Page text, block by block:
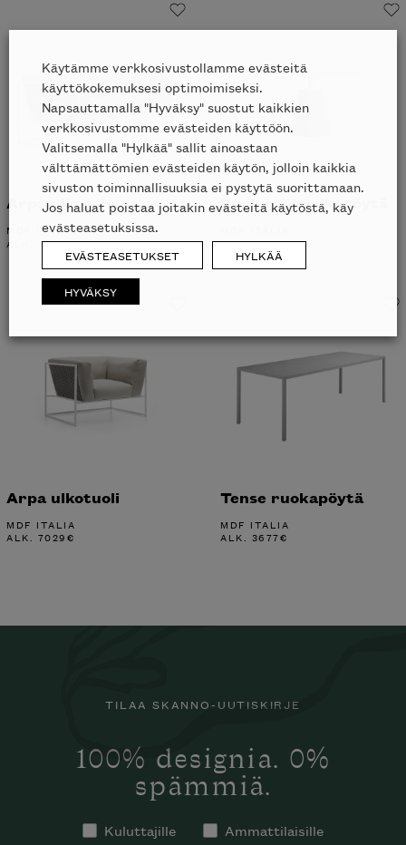
Arpa ulkosohva
MDF ITALIA
ALK. 11318€
Rock table ulkopöytä
ALK.3744€
Arpa ulkotuoli
MDF ITALIA
ALK. 7029€
Tense ruokapöytä
MDF ITALIA
ALK. 3677€
TILAA SKANNO-UUTISKIRJE
100% designia. 0%
spämmiä.
Kuluttajille Ammattilaisille
Käytämme verkkosivustollamme evästeitä
käyttökokemuksesi optimoimiseksi.
Napsauttamalla "Hyväksy" suostut kaikkien
verkkosivustomme evästeiden käyttöön.
Valitsemalla "Hylkää" sallit ainoastaan
välttämättömien evästeiden käytön, jolloin kaikkia
sivuston toiminnallisuuksia ei pystytä suorittamaan.
Jos haluat poistaa joitakin evästeitä käytöstä, käy
evästeasetuksissa.
EVÄSTEASETUKSET HYLKÄÄ
HYVÄKSY